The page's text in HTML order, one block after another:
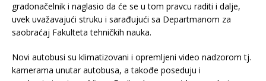
gradonačelnik i naglasio da će se u tom pravcu raditi i dalje,
uvek uvažavajući struku i sarađujući sa Departmanom za
saobraćaj Fakulteta tehničkih nauka.
Novi autobusi su klimatizovani i opremljeni video nadzorom tj.
kamerama unutar autobusa, a takođe poseduju i